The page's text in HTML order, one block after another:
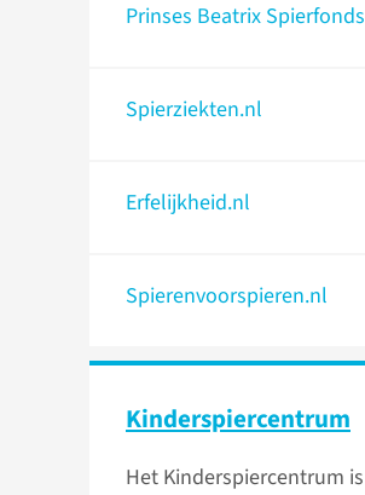
Prinses Beatrix Spierfonds
Spierziekten.nl
Erfelijkheid.nl
Spierenvoorspieren.nl
Kinder­spiercentrum
Het Kinderspiercentrum is